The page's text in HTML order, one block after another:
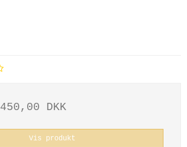
450,00 DKK
Vis produkt